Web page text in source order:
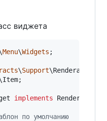
виджета
Menu\Widgets ;
\Support\Renderable
Item;
implements Renderable {
по умолчанию